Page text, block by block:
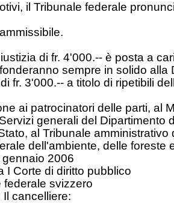
il Tribunale federale
di fr. 4'000.-- è posta a
sempre in solido alla
fr. 3'000.-- a titolo di ripetibili
ai patrocinatori delle parti, al
generali del Dipartimento
al Tribunale amministrativo
dell'ambiente, delle foreste
2006
I Corte di diritto pubblico
federale svizzero
Il cancelliere: